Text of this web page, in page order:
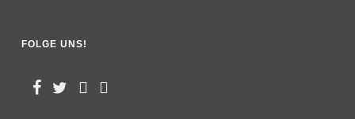
FOLGE UNS!